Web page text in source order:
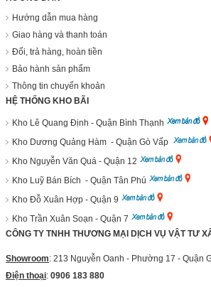
Hướng dẫn mua hàng
Giao hàng và thanh toán
Đổi, trả hàng, hoàn tiền
Bảo hành sản phẩm
Thông tin chuyển khoản
HỆ THỐNG KHO BÃI
Kho Lê Quang Định - Quận Bình Thạnh
Kho Dương Quảng Hàm - Quận Gò Vấp
Kho Nguyễn Văn Quá - Quận 12
Kho Luỹ Bán Bích - Quận Tân Phú
Kho Đỗ Xuân Hợp - Quận 9
Kho Trần Xuân Soạn - Quận 7
CÔNG TY TNHH THƯƠNG MẠI DỊCH VỤ VẬT TƯ
Showroom: 213 Nguyễn Oanh - Phường 17 - Quận
Điện thoại: 0906 183 880